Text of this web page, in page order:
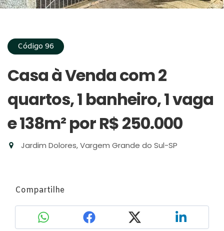
Código 96
Casa à Venda com 2
quartos, 1 banheiro, 1 vaga
e 138m²por R$ 250.000
Jardim Dolores, Vargem Grande do Sul-SP
Compartilhe